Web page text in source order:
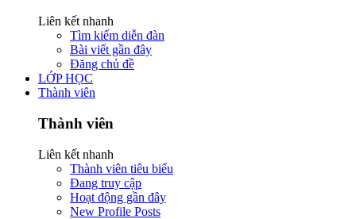
Liên kết nhanh
Tìm kiếm diễn đàn
Bài viết gần đây
Đăng chủ đề
LỚP HỌC
Thành viên
Thành viên
Liên kết nhanh
Thành viên tiêu biểu
Đang truy cập
Hoạt động gần đây
New Profile Posts